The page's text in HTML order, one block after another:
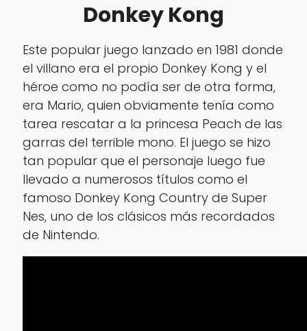
Donkey Kong
Este popular juego lanzado en 1981 donde
el villano era el propio Donkey Kong y el
héroe como no podía ser de otra forma,
era Mario, quien obviamente tenía como
tarea rescatar a la princesa Peach de las
garras del terrible mono. El juego se hizo
tan popular que el personaje luego fue
llevado a numerosos títulos como el
famoso Donkey Kong Country de Super
Nes, uno de los clásicos más recordados
de Nintendo.